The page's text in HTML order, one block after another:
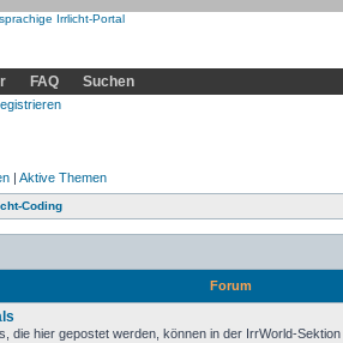
FAQ Suchen
| Aktive Themen
Coding
Forum
die hier gepostet werden, können in der IrrWorld-